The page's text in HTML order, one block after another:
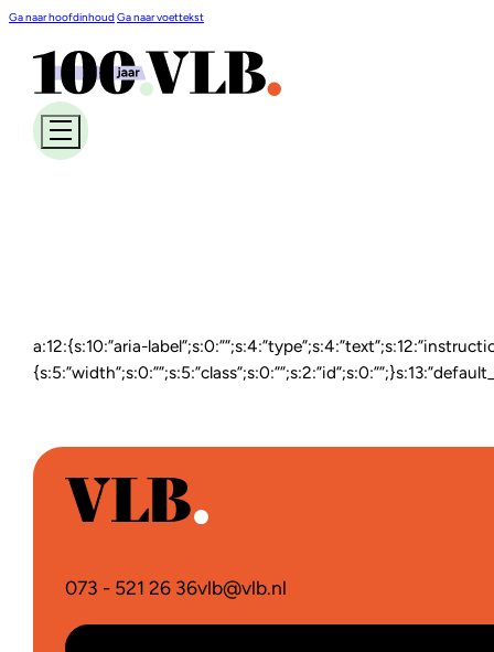
Ga naar hoofdinhoudGa naar voettekst
a:12:{s:10:”aria-
073 - 521 26 36vlb@vlb.nl